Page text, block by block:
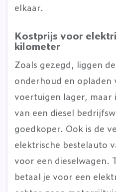
elkaar.
Kostprijs voor
kilometer
Zoals gezegd, liggen
onderhoud en opladen
voertuigen lager, maar
van een diesel
goedkoper. Ook is de
elektrische bestelauto
voor een dieselwagen.
betaal je voor een